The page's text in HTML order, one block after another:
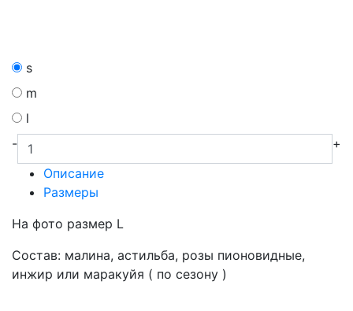
s
m
l
-
+
Описание
Размеры
На фото размер L
Состав: малина, астильба, розы пионовидные,
инжир или маракуйя ( по сезону )